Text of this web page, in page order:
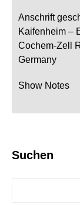
Anschrift
Kaifenheim –
Cochem-Zell
Germany
Show Notes
Suchen